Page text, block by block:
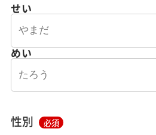
せい
めい
性別 必須